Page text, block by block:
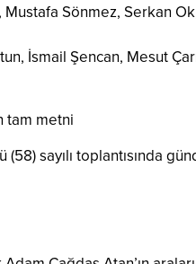
Sönmez, Serkan
İsmail Şencan, Mesut
tam metni
sayılı toplantısında